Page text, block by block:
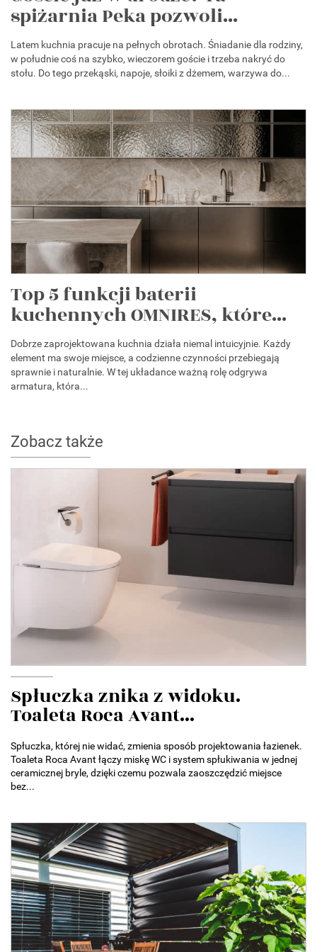
spiżarnia Peka pozwoli...
Latem kuchnia pracuje na pełnych obrotach. Śniadanie dla rodziny,
w południe coś na szybko, wieczorem goście i trzeba nakryć do
stołu. Do tego przekąski, napoje, słoiki z dżemem, warzywa do...
Top 5 funkcji baterii
kuchennych OMNIRES, które...
Dobrze zaprojektowana kuchnia działa niemal intuicyjnie. Każdy
element ma swoje miejsce, a codzienne czynności przebiegają
sprawnie i naturalnie. W tej układance ważną rolę odgrywa
armatura, która...
Zobacz także
Spłuczka znika z widoku.
Toaleta Roca Avant...
Spłuczka, której nie widać, zmienia sposób projektowania łazienek.
Toaleta Roca Avant łączy miskę WC i system spłukiwania w jednej
ceramicznej bryle, dzięki czemu pozwala zaoszczędzić miejsce
bez...